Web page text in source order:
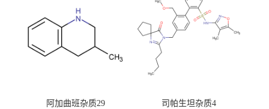
阿加曲班杂质29 司帕生坦杂质4